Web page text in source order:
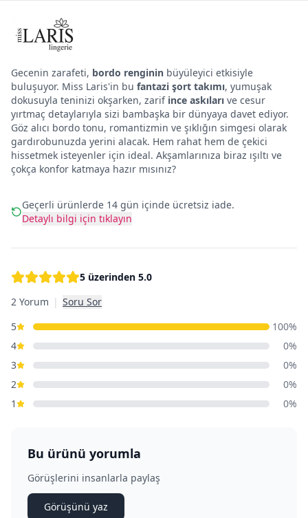
Gecenin zarafeti, bordo renginin büyüleyici etkisiyle
buluşuyor. Miss Laris'in bu fantazi şort takımı, yumuşak
dokusuyla teninizi okşarken, zarif ince askıları ve cesur
yırtmaç detaylarıyla sizi bambaşka bir dünyaya davet ediyor.
Göz alıcı bordo tonu, romantizmin ve şıklığın simgesi olarak
gardırobunuzda yerini alacak. Hem rahat hem de çekici
hissetmek isteyenler için ideal. Akşamlarınıza biraz ışıltı ve
çokça konfor katmaya hazır mısınız?
Geçerli ürünlerde 14 gün içinde ücretsiz iade.
Detaylı bilgi için tıklayın
5 üzerinden 5.0
2 Yorum | Soru Sor
5
100%
4
0%
3
0%
2
0%
1
0%
Bu ürünü yorumla
Görüşlerini insanlarla paylaş
Görüşünü yaz